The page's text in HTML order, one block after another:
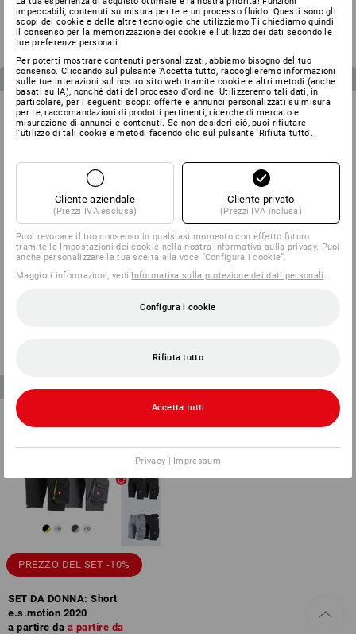
a partire da
77,84 €
a partire da
70,05 €
(IVA incl.)
a partire da
158,36 €
a partire da
142,52 €
2 articoli nel set
PREZZO DEL SET -10%
2 articoli nel set
PREZZO DEL SET -10%
e.s.motion 2020
PREZZO DEL SET -10%
SET DA DONNA: Short
e.s.motion 2020
a partire da a partire da
impeccabili, contenuti su misura per te e un processo fluido: Questi sono gli
scopi dei cookie e delle altre tecnologie che utilizziamo.Ti chiediamo quindi
il consenso per la memorizzazione dei cookie e l'utilizzo dei dati secondo le
tue preferenze personali.
Per poterti mostrare contenuti personalizzati, abbiamo bisogno del tuo
consenso. Cliccando sul pulsante 'Accetta tutto', raccoglieremo informazioni
sulle tue interazioni sul nostro sito web tramite cookie e altri metodi (anche
basati su IA), nonché dati del processo d'ordine. Utilizzeremo tali dati, in
particolare, per i seguenti scopi: offerte e annunci personalizzati su misura
per te, raccomandazioni di prodotti pertinenti, ricerche di mercato e
misurazione di annunci e contenuti. Se non desideri ciò, puoi rifiutare
l'utilizzo di tali cookie e metodi facendo clic sul pulsante 'Rifiuta tutto'.
Cliente aziendale
(Prezzi IVA esclusa)
Cliente privato
(Prezzi IVA inclusa)
Puoi revocare il tuo consenso in qualsiasi momento con effetto futuro
tramite le Impostazioni dei cookie nella nostra informativa sulla privacy. Puoi
anche personalizzare la tua scelta alla voce “Configura i cookie”.
Maggiori informazioni, vedi Informativa sulla protezione dei dati personali
Configura i cookie
Rifiuta tutto
Accetta tutti
Privacy | Impressum